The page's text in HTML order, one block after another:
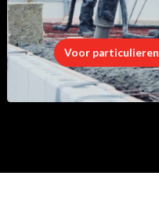
Voor particulieren